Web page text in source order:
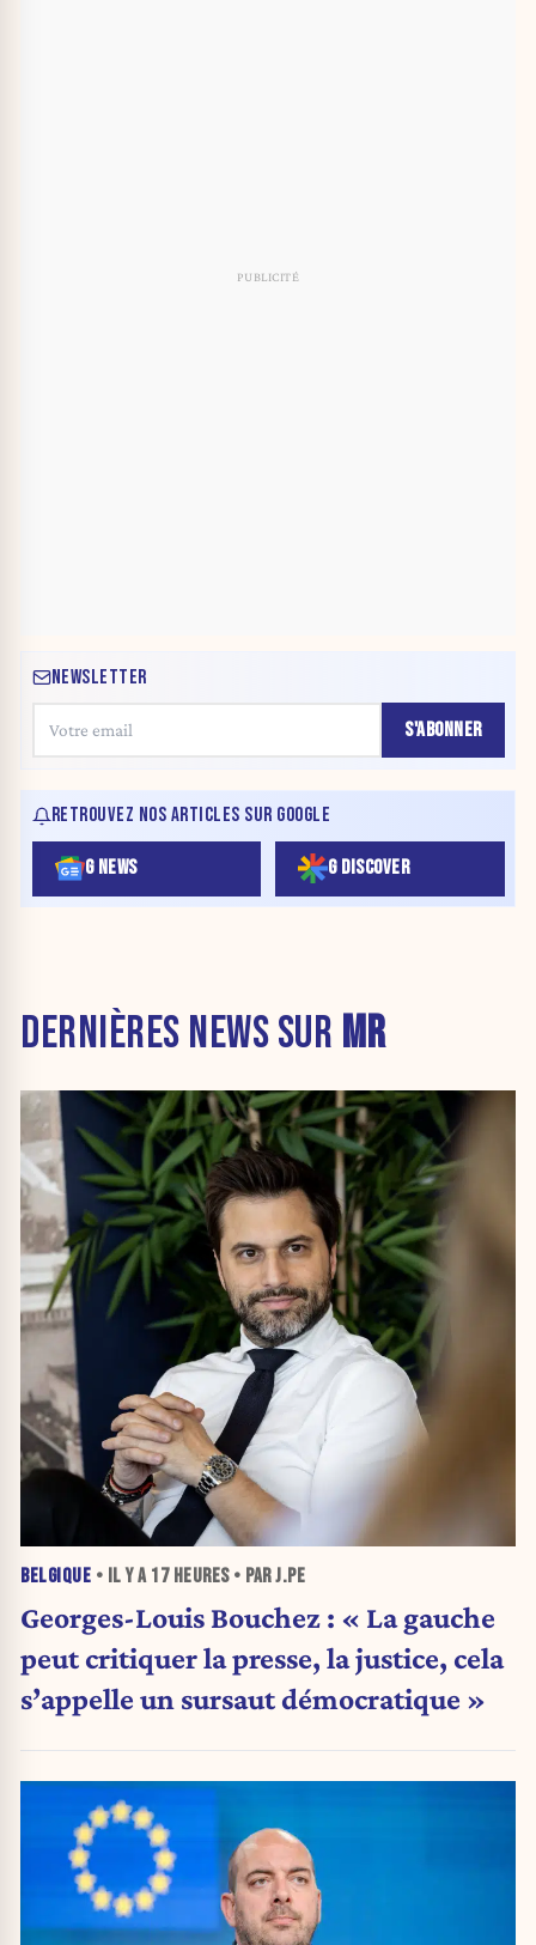
NEWSLETTER
S'ABONNER
RETROUVEZ NOS ARTICLES SUR GOOGLE
G NEWS G DISCOVER
DERNIÈRES NEWS SUR MR
BELGIQUE • IL Y A 17 HEURES• PAR J.PE
Georges-Louis Bouchez : « La gauche
peut critiquer la presse, la justice, cela
s’appelle un sursaut démocratique »